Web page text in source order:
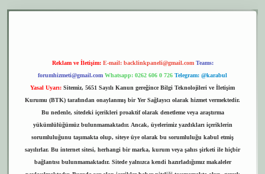
Reklam ve İletişim: E-mail: backlinkpaneli@gmail.com Teams:
forumhizmeti@gmail.com Whatsapp: 0262 606 0 726 Telegram: @karabul
Yasal Uyarı: Sitemiz, 5651 Sayılı Kanun gereğince Bilgi Teknolojileri ve İletişim
Kurumu (BTK) tarafından onaylanmış bir Yer Sağlayıcı olarak hizmet vermektedir.
Bu nedenle, sitedeki içerikleri proaktif olarak denetleme veya araştırma
yükümlülüğümüz bulunmamaktadır. Ancak, üyelerimiz yazdıkları içeriklerin
sorumluluğunu taşımakta olup, siteye üye olarak bu sorumluluğu kabul etmiş
sayılırlar. Bu internet sitesi, herhangi bir marka, kurum veya şahıs şirketi ile hiçbir
bağlantısı bulunmamaktadır. Sitede yalnızca kendi hazırladığımız makaleler